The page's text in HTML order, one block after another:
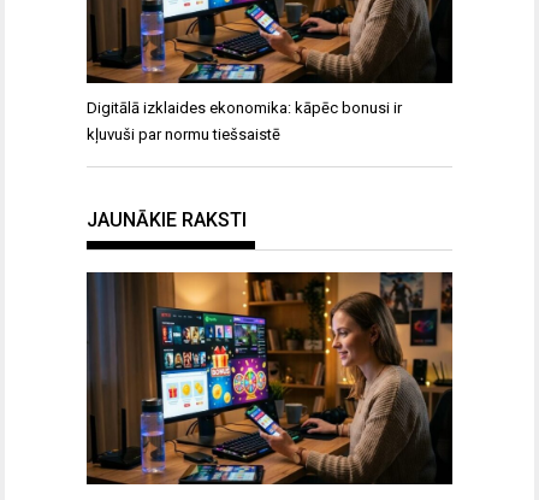
Digitālā izklaides ekonomika: kāpēc bonusi ir
kļuvuši par normu tiešsaistē
JAUNĀKIE RAKSTI